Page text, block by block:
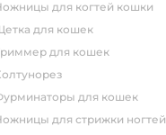
ножницы для когтей кошки
щетка для кошек
триммер для кошек
колтунорез
фурминаторы для кошек
ножницы для стрижки ногтей